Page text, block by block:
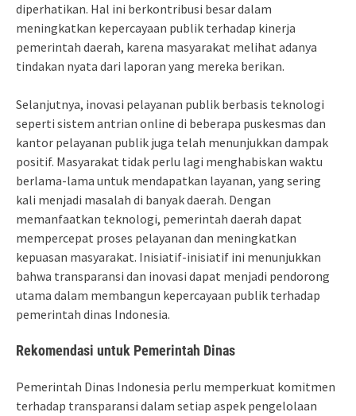
diperhatikan. Hal ini berkontribusi besar dalam
meningkatkan kepercayaan publik terhadap kinerja
pemerintah daerah, karena masyarakat melihat adanya
tindakan nyata dari laporan yang mereka berikan.
Selanjutnya, inovasi pelayanan publik berbasis teknologi
seperti sistem antrian online di beberapa puskesmas dan
kantor pelayanan publik juga telah menunjukkan dampak
positif. Masyarakat tidak perlu lagi menghabiskan waktu
berlama-lama untuk mendapatkan layanan, yang sering
kali menjadi masalah di banyak daerah. Dengan
memanfaatkan teknologi, pemerintah daerah dapat
mempercepat proses pelayanan dan meningkatkan
kepuasan masyarakat. Inisiatif-inisiatif ini menunjukkan
bahwa transparansi dan inovasi dapat menjadi pendorong
utama dalam membangun kepercayaan publik terhadap
pemerintah dinas Indonesia.
Rekomendasi untuk Pemerintah Dinas
Pemerintah Dinas Indonesia perlu memperkuat komitmen
terhadap transparansi dalam setiap aspek pengelolaan